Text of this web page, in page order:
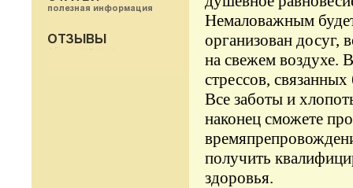
Немаловажным
организован досуг,
на свежем воздухе.
стрессов,
Все заботы и
наконец сможете
получить
здоровья.